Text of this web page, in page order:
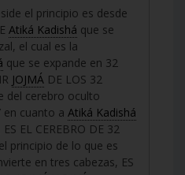
el principio es desde
Atiká Kadishá que se
el cual es la
que se expande en 32
JOJMÁ DE LOS 32
del cerebro oculto
en cuanto a Atiká Kadishá
EL CEREBRO DE 32
principio de lo que es
en tres cabezas, ES